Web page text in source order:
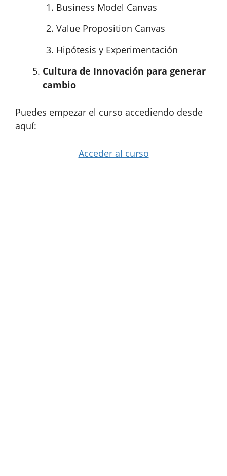
Business Model Canvas
Value Proposition Canvas
Hipótesis y Experimentación
Cultura de Innovación para generar
cambio
Puedes empezar el curso accediendo desde
aquí:
Acceder al curso